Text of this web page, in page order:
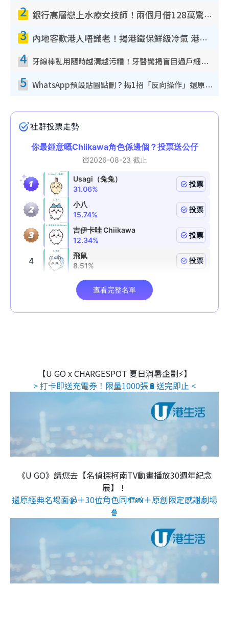
2 銀行高層戀上水療女技師！兩個月借128萬驚覺「沉船」沉落火海 揭背後疑似邪教操控賣淫
3 內地客歎港人唔識老！揭港鐵保鮮級冷氣 港人求放過：咪投訴
4 牙線棒亂用隨時越清越污糟！牙醫驚揭盲目過戶細菌恐致蛀牙：呢種先係日常真保養
5 WhatsApp預設貼圖點刪？揭1招「反向操作」還原簡潔介面 附3步實測教學
【U GO x CHARGESPOT 夏日消暑企劃⚡】
> 打卡即送充電券！限量1000張🔋送完即止 <
《U GO》請您去【名偵探柯南TV動畫播放30週年紀念
展】！
還原經典名場面📹＋30位角色同框📸＋原創限定感謝劇場
🍿